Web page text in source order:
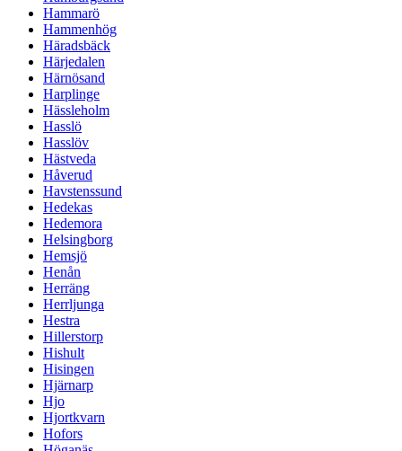
Hammarö
Hammenhög
Häradsbäck
Härjedalen
Härnösand
Harplinge
Hässleholm
Hasslö
Hasslöv
Hästveda
Håverud
Havstenssund
Hedekas
Hedemora
Helsingborg
Hemsjö
Henån
Herräng
Herrljunga
Hestra
Hillerstorp
Hishult
Hisingen
Hjärnarp
Hjo
Hjortkvarn
Hofors